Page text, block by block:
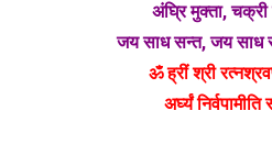
अंघ्रि मुक्ता,
जय साध सन्त, जय
ॐ ह्रीं श्री
अर्घ्यं